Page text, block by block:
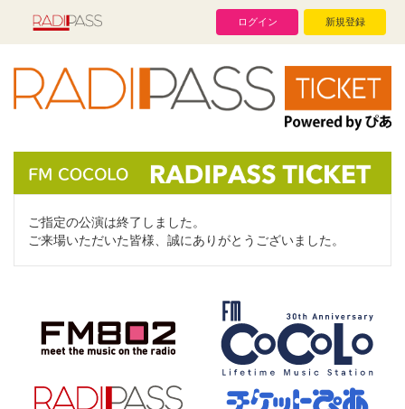
ログイン 新規登録
ご指定の公演は終了しました。
ご来場いただいた皆様、誠にありがとうございました。